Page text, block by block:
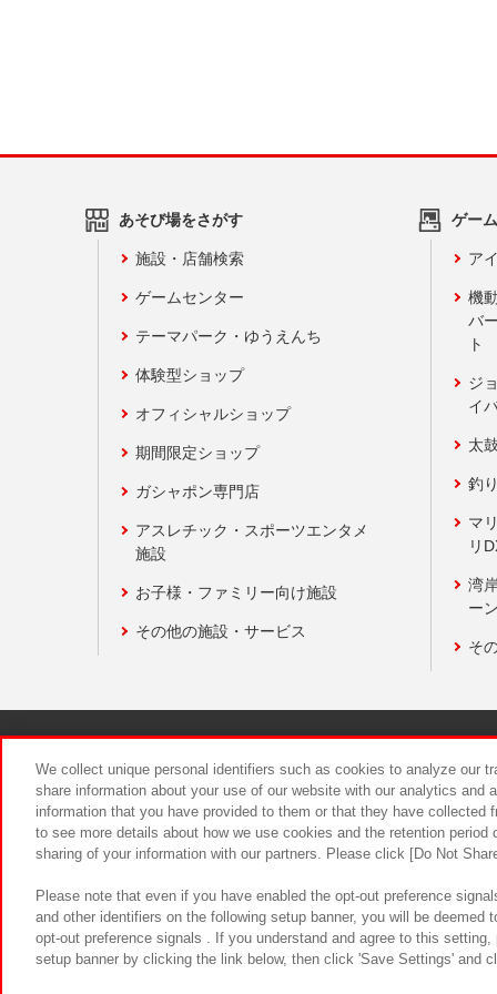
あそび場をさがす
施設・店舗検索
ゲームセンター
テーマパーク・ゆうえんち
体験型ショップ
オフィシャルショップ
期間限定ショップ
ガシャポン専門店
アスレチック・スポーツエンタメ
施設
お子様・ファミリー向け施設
その他の施設・サービス
ゲー
ア
機
バ
ト
ジ
イ
太
釣
マ
リ
湾
ー
そ
食品のご
We collect unique personal identifiers such as cookies to analyze our
share information about your use of our website with our analytics and
information that you have provided to them or that they have
to see more details about how we use cookies and the retention
sharing of your information with our partners. Please click [Do Not
Please note that even if you have enabled the opt-out preference
and other identifiers on the following setup banner, you will be
opt-out preference signals . If you understand and agree to this
setup banner by clicking the link below, then click 'Save Settings' and